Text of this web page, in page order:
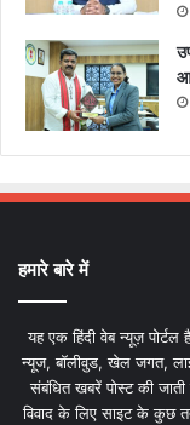
हमारे बारे में
यह एक हिंदी वेब न्यूज़
न्यूज, बॉलीवुड, खेल जगत,
संबंधित खबरें पोस्ट की
विवाद के लिए साइट के कुछ